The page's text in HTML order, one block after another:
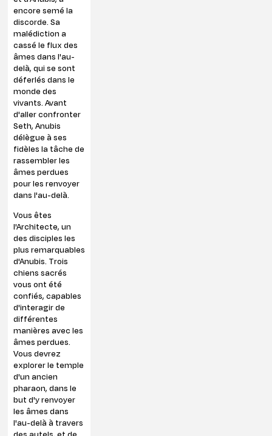
encore semé la
discorde. Sa
malédiction a
cassé le flux des
âmes dans l'au-
delà, qui se sont
déferlés dans le
monde des
vivants. Avant
d'aller confronter
Seth, Anubis
délègue à ses
fidèles la tâche de
rassembler les
âmes perdues
pour les renvoyer
dans l'au-delà.
Vous êtes
l'Architecte, un
des disciples les
plus remarquables
d'Anubis. Trois
chiens sacrés
vous ont été
confiés, capables
d'interagir de
différentes
manières avec les
âmes perdues.
Vous devrez
explorer le temple
d'un ancien
pharaon, dans le
but d'y renvoyer
les âmes dans
l'au-delà à travers